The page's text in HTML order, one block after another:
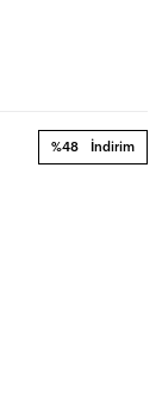
%48 İndirim